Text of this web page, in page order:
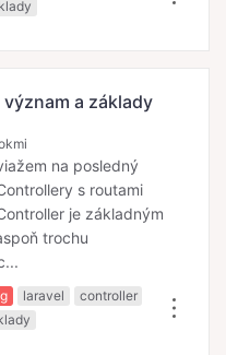
a základy
na posledný
s routami
je základným
trochu
laravel
controller